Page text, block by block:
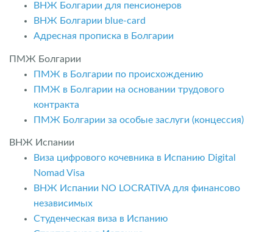
ВНЖ Болгарии для пенсионеров
ВНЖ Болгарии blue-card
Адресная прописка в Болгарии
ПМЖ Болгарии
ПМЖ в Болгарии по происхождению
ПМЖ в Болгарии на основании трудового
контракта
ПМЖ Болгарии за особые заслуги (концессия)
ВНЖ Испании
Виза цифрового кочевника в Испанию Digital
Nomad Visa
ВНЖ Испании NO LOCRATIVA для финансово
независимых
Студенческая виза в Испанию